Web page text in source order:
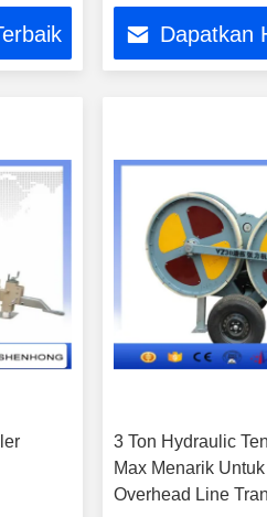
Dapatkan
3 Ton Hydraulic
Max Menarik
Overhead Line